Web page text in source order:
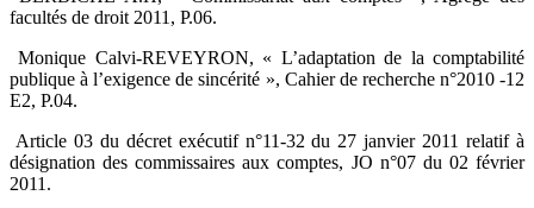
facultés de droit 2011, P.06.‎
‎ Monique Calvi-REVEYRON, « L’adaptation de la comptabilité
publique à l’exigence de ‎sincérité », Cahier de recherche n°2010 -12
E2, P.04. ‎
‎ Article 03 du décret exécutif n°11-32 du 27 janvier 2011 relatif à
désignation des commissaires ‎aux comptes, JO n°07 du 02 février
2011. ‎